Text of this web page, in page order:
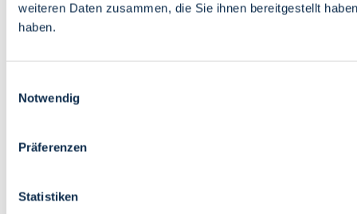
weiteren Daten zusammen, die Sie ihnen bereitgestellt
haben.
Notwendig
Präferenzen
Statistiken